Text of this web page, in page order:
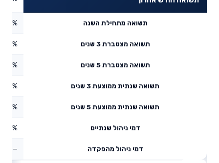
תשואה מתחילת השנה
תשואה מצטברת 3 שנים
תשואה מצטברת 5 שנים
תשואה שנתית ממוצעת 3 שנים
תשואה שנתית ממוצעת 5 שנים
דמי ניהול שנתיים
דמי ניהול מהפקדה —